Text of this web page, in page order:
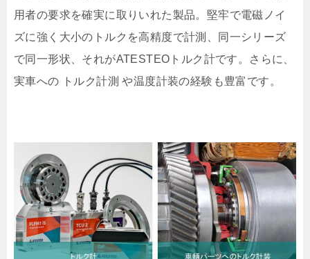
用者の要求を確実に取りいれた製品。堅牢で電磁ノイ
ズに強く大小のトルクを高精度で計測、同一シリーズ
で同一形状、それがATESTEOトルク計です。さらに、
実車への トルク計測 や温度計装の経験も豊富です。